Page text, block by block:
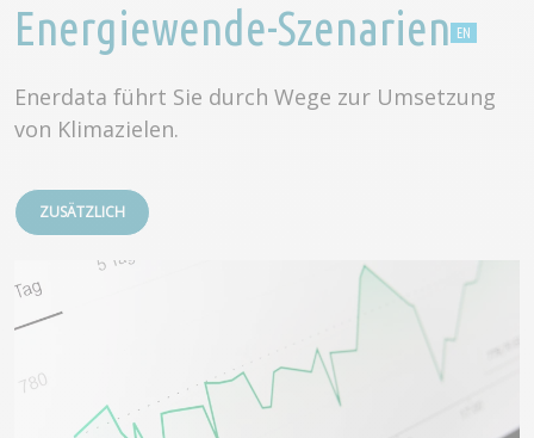
Energiewende-Szenarien
Enerdata führt Sie durch Wege zur Umsetzung
von Klimazielen.
ZUSÄTZLICH